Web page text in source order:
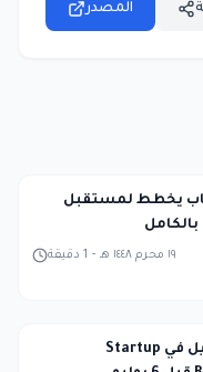
المصدر
يخطط لمستقبل
1 دقيقة - ١٩ محرم ١٤٤٨ هـ
فرصة أخيرة للتسجيل في Startup